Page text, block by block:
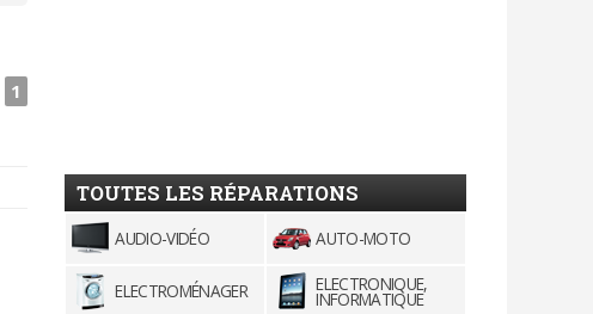
1
TOUTES LES RÉPARATIONS
AUDIO-VIDÉO AUTO-MOTO
ELECTROMÉNAGER ELECTRONIQUE,
INFORMATIQUE